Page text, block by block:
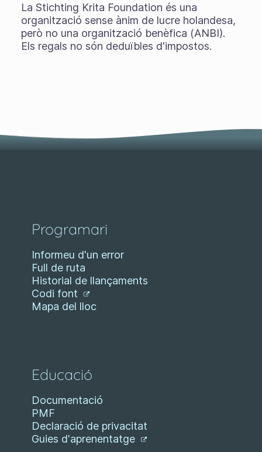
La Stichting Krita Foundation és una
organització sense ànim de lucre holandesa,
però no una organització benèfica (ANBI).
Els regals no són deduïbles d'impostos.
Programari
Informeu d'un error
Full de ruta
Historial de llançaments
Codi font
Mapa del lloc
Educació
Documentació
PMF
Declaració de privacitat
Guies d'aprenentatge